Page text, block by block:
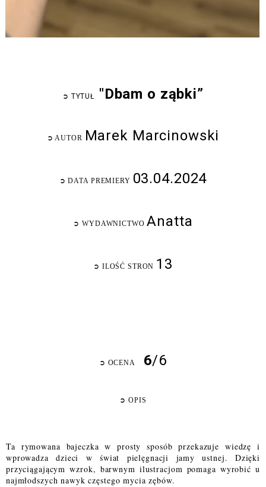
➲ TYTUŁ "Dbam o ząbki”
➲ AUTOR Marek Marcinowski
➲ DATA PREMIERY 03.04.2024
➲ WYDAWNICTWOAnatta
➲ ILOŚĆ STRON 13
➲ OCENA 6/6
➲ OPIS
Ta rymowana bajeczka w prosty sposób przekazuje wiedzę i
wprowadza dzieci w świat pielęgnacji jamy ustnej. Dzięki
przyciągającym wzrok, barwnym ilustracjom pomaga wyrobić u
najmłodszych nawyk częstego mycia zębów.